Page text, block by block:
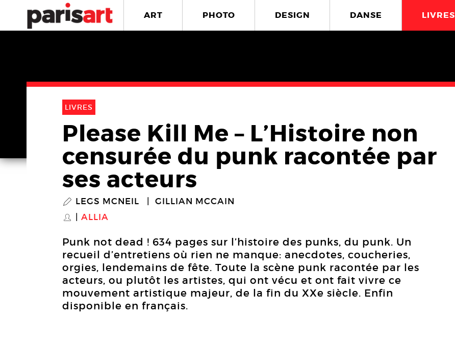
ART PHOTO DESIGN DANSE LIVRES
LIVRES
Please Kill Me – L’Histoire non
censurée du punk racontée par
ses acteurs
P LEGS MCNEIL GILLIAN MCCAIN
S ALLIA
Punk not dead ! 634 pages sur l’histoire des punks, du punk. Un
recueil d’entretiens où rien ne manque: anecdotes, coucheries,
orgies, lendemains de fête. Toute la scène punk racontée par les
acteurs, ou plutôt les artistes, qui ont vécu et ont fait vivre ce
mouvement artistique majeur, de la fin du XXe siècle. Enfin
disponible en français.